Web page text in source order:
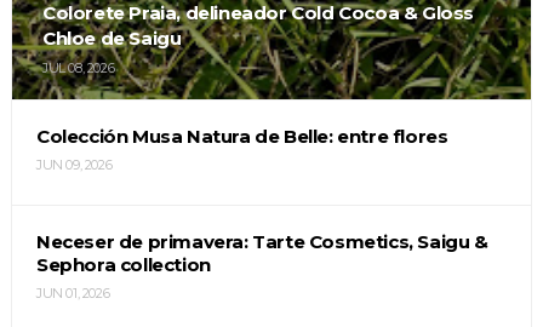
Colorete Praia, delineador Cold Cocoa & Gloss
Chloe de Saigu
JUL 08, 2026
Colección Musa Natura de Belle: entre flores
JUN 09, 2026
Neceser de primavera: Tarte Cosmetics, Saigu &
Sephora collection
JUN 01, 2026